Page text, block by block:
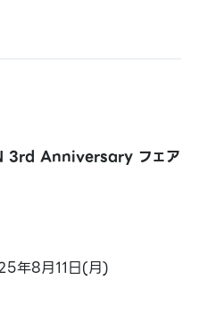
3rd Anniversary フェア
年8月11日(月)